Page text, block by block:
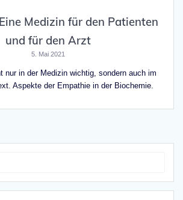
Medizin für den Patienten
und für den Arzt
5. Mai 2021
nur in der Medizin wichtig, sondern auch im
Aspekte der Empathie in der Biochemie.